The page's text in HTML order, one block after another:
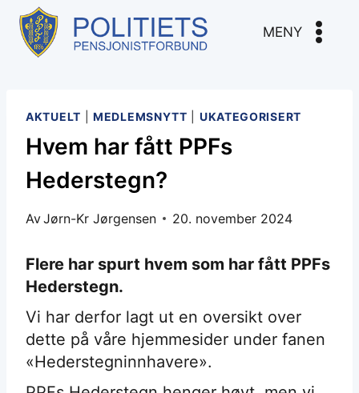
Skip
content
MENY
AKTUELT |MEDLEMSNYTT UKATEGORISERT
Hvem har fått PPFs
Hederstegn?
AvJørn-Kr Jørgensen 20. november 2024
Flere har spurt hvem som har fått PPFs
Hederstegn.
Vi har derfor lagt ut en oversikt over
dette på våre hjemmesider under fanen
«Hederstegninnhavere».